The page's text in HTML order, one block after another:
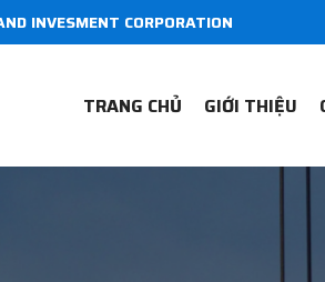
INVESMENT CORPORATION
TRANG CHỦ GIỚI THIỆU